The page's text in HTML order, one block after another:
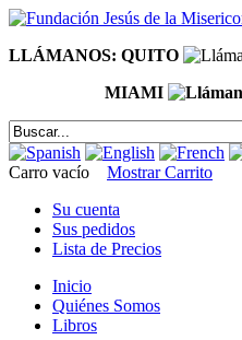
LLÁMANOS: QUITO
MIAMI
Carro vacío
Mostrar Carrito
Su cuenta
Sus pedidos
Lista de Precios
Inicio
Quiénes Somos
Libros